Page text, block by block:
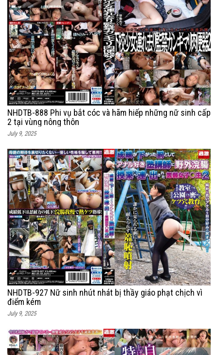
NHDTB-888 Phi vụ bắt cóc và hãm hiếp những nữ sinh cấp
2 tại vùng nông thôn
July 9, 2025
NHDTB-927 Nữ sinh nhút nhát bị thầy giáo phạt chịch vì
điểm kém
July 9, 2025